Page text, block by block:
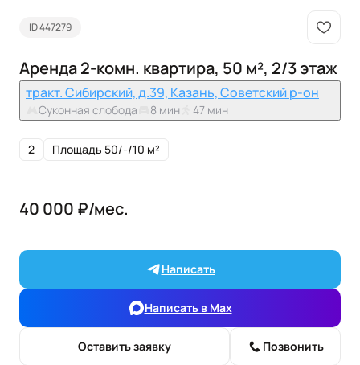
ID 447279
Аренда 2-комн. квартира, 50 м², 2/3 этаж
тракт. Сибирский, д.39, Казань, Советский р-он
Суконная слобода 8 мин 47 мин
2 Площадь 50/-/10 м²
40 000 ₽/мес.
Написать
Написать в Max
Оставить заявку Позвонить